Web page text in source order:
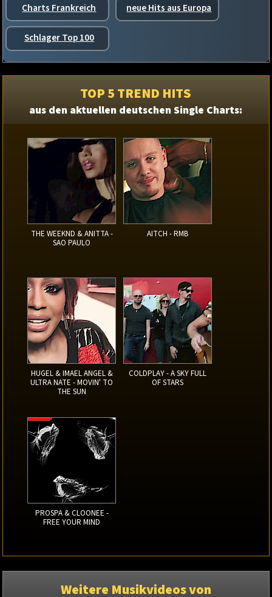
Charts Frankreich neue Hits aus Europa
Schlager Top 100
TOP 5 TREND HITS
aus den aktuellen deutschen Single Charts:
THE WEEKND & ANITTA -
SAO PAULO
AITCH - RMB
HUGEL & IMAEL ANGEL &
ULTRA NATE - MOVIN' TO
THE SUN
COLDPLAY - A SKY FULL
OF STARS
PROSPA & CLOONEE -
FREE YOUR MIND
Weitere Musikvideos von